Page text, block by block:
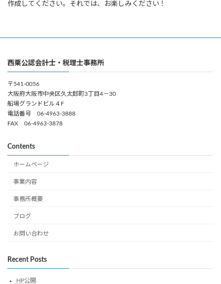
作成してください。それでは、お楽しみください !
西栗公認会計士・税理士事務所
〒541-0056
大阪府大阪市中央区久太郎町3丁目4－30
船場グランドビル４F
電話番号 06-4963-3888
FAX 06-4963-3878
Contents
ホームページ
事業内容
事務所概要
ブログ
お問い合わせ
Recent Posts
HP公開